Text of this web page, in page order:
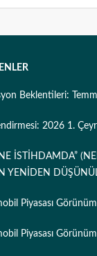
Beklentileri:
2026 1.
İSTİHDAMDA”
YENİDEN
Piyasası
Piyasası